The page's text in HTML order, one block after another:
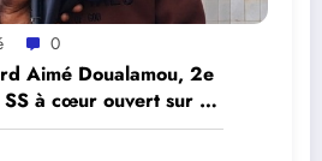
0
Aimé Doualamou, 2e
à cœur ouvert sur sa